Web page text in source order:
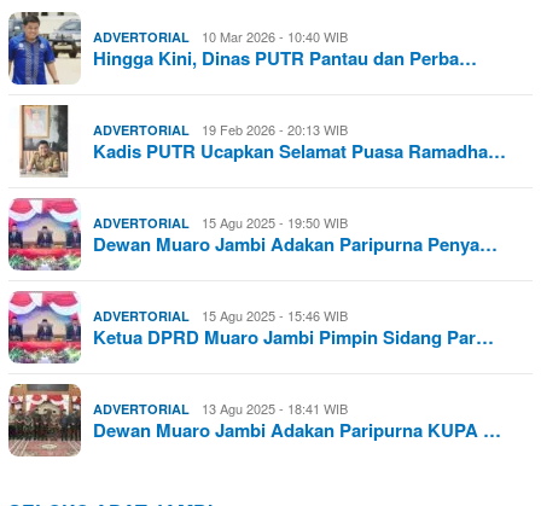
ADVERTORIAL 10 Mar 2026 - 10:40 WIB
Hingga Kini, Dinas PUTR Pantau dan Perba…
ADVERTORIAL 19 Feb 2026 - 20:13 WIB
Kadis PUTR Ucapkan Selamat Puasa Ramadha…
ADVERTORIAL 15 Agu 2025 - 19:50 WIB
Dewan Muaro Jambi Adakan Paripurna Penya…
ADVERTORIAL 15 Agu 2025 - 15:46 WIB
Ketua DPRD Muaro Jambi Pimpin Sidang Par…
ADVERTORIAL 13 Agu 2025 - 18:41 WIB
Dewan Muaro Jambi Adakan Paripurna KUPA …